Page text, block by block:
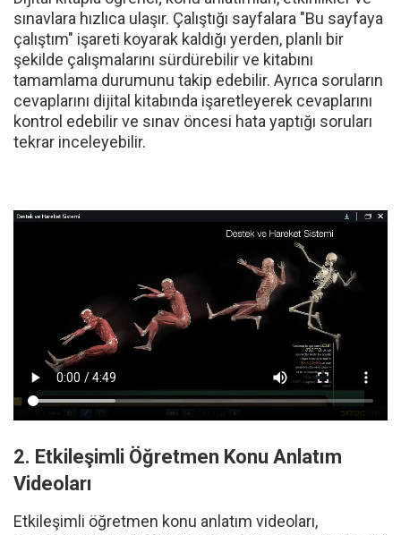
1. Dijital Kitap
Dijital kitapla öğrenci; konu anlatımları, etkinlikler ve
sınavlara hızlıca ulaşır. Çalıştığı sayfalara "Bu sayfaya
cevaplarını dijital kitabında işaretleyerek cevaplarını
kontrol edebilir ve sınav öncesi hata yaptığı soruları